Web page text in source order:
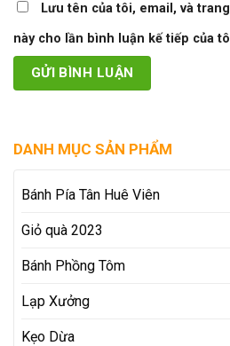
DANH MỤC SẢN PHẨM
Bánh Pía Tân Huê Viên
Giỏ quà 2023
Bánh Phồng Tôm
Lạp Xưởng
Kẹo Dừa
Lưu tên của tôi, email, và
này cho lần bình luận kế tiếp của